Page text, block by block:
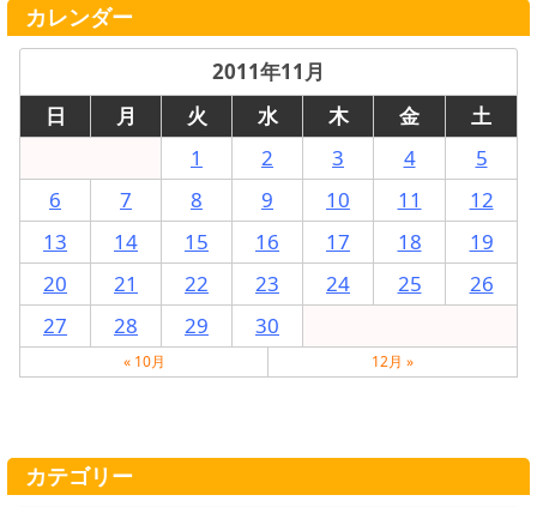
カレンダー
2011年11月
日
月 火 水 木 金
土
1
2 3 4
5
6
7 8 9 10 11
12
13
14 15 16 17 18
19
20
21 22 23 24 25
26
27
28 29 30
« 10月 12月 »
カテゴリー